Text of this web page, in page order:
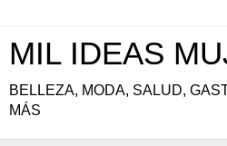
MIL IDEAS
BELLEZA, MODA, SALUD,
MÁS